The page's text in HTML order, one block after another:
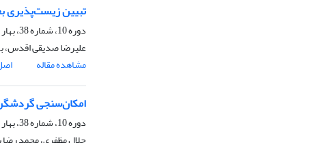
تبیین زیست‌پذیری
دوره 10، شماره 38، بهار 1399، صفحه
علیرضا صدیقی اقدس،
مشاهده مقاله
امکان‌سنجی
دوره 10، شماره 38، بهار 1399، صفحه